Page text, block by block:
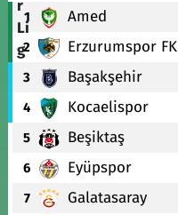
1 Amed
2 Erzurumspor FK
3 Başakşehir
4 Kocaelispor
5 Beşiktaş
6 Eyüpspor
7 Galatasaray